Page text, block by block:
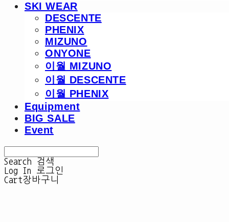
SKI WEAR
DESCENTE
PHENIX
MIZUNO
ONYONE
이월 MIZUNO
이월 DESCENTE
이월 PHENIX
Equipment
BIG SALE
Event
Search
검색
Log In
로그인
Cart장바구니